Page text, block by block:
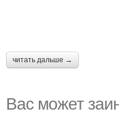
читать дальше →
Вас может